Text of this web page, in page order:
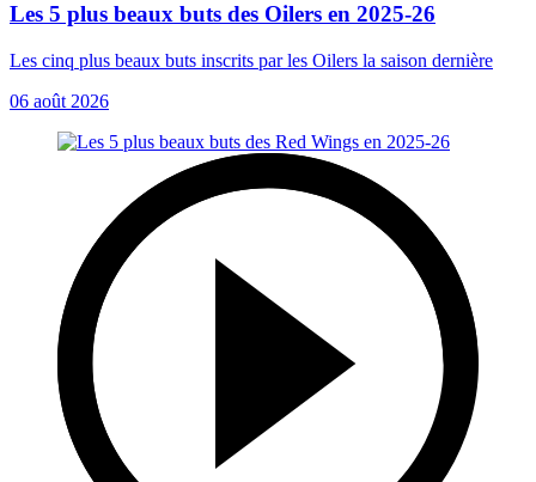
Les 5 plus beaux buts des Oilers en 2025-26
Les cinq plus beaux buts inscrits par les Oilers la saison dernière
06 août 2026